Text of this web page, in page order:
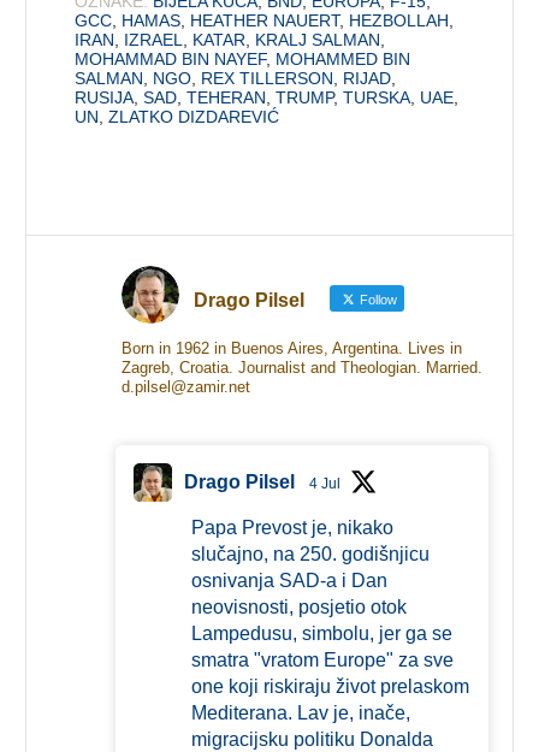
GCC HAMAS HEATHER NAUERT, HEZBOLLAH
IRAN
IZRAEL KATAR KRALJ SALMAN
MOHAMMAD BIN NAYEF, MOHAMMED BIN
SALMAN
NGO REX TILLERSON RIJAD
RUSIJA ,SAD ,TEHERAN ,TRUMP,TURSKA UAE
UN ,ZLATKO DIZDAREVIĆ
Drago Pilsel Follow
Born in 1962 in Buenos Aires, Argentina. Lives in
Zagreb, Croatia. Journalist and Theologian. Married.
d.pilsel@zamir.net
Drago Pilsel 4 Jul
Papa Prevost je, nikako
slučajno, na 250. godišnjicu
osnivanja SAD-a i Dan
neovisnosti, posjetio otok
Lampedusu, simbolu, jer ga se
smatra "vratom Europe" za sve
one koji riskiraju život prelaskom
Mediterana. Lav je, inače,
migracijsku politiku Donalda